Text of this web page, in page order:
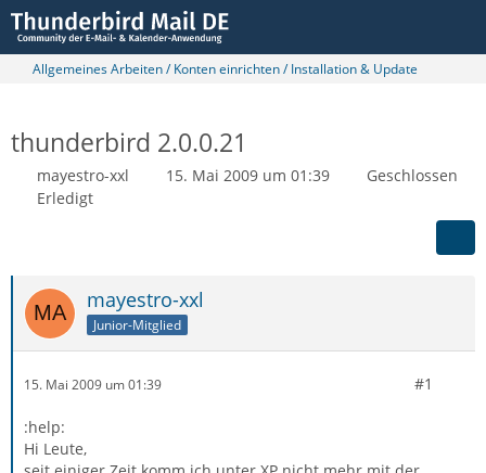
Allgemeines Arbeiten / Konten einrichten / Installation & Update
thunderbird 2.0.0.21
mayestro-xxl 15. Mai 2009 um 01:39
Geschlossen
Erledigt
mayestro-xxl
Junior-Mitglied
15. Mai 2009 um 01:39 #1
:help:
Hi Leute,